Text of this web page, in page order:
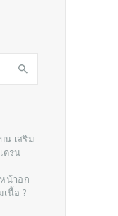
บน เสริม
ดรน
น้าอก
นื้อ ?